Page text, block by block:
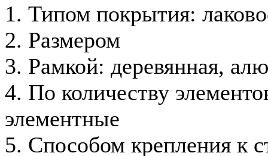
1. Типом покрытия:
2. Размером
3. Рамкой: деревянная,
4. По количеству
элементные
5. Способом крепления к